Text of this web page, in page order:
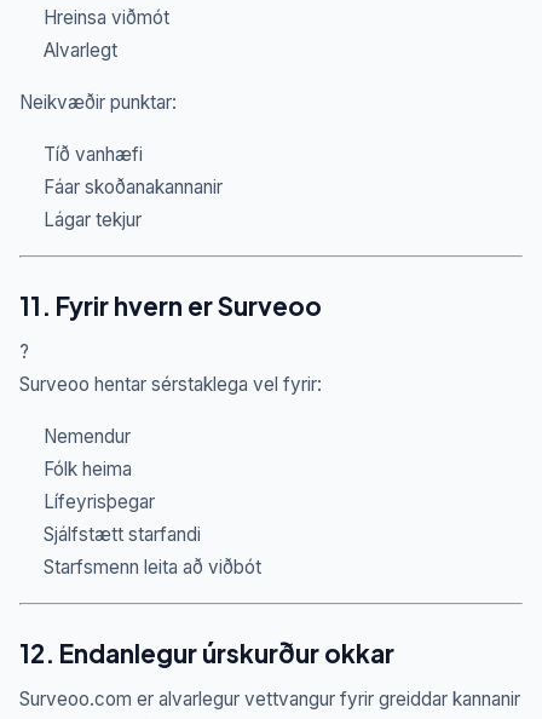
Hreinsa viðmót
Alvarlegt
Neikvæðir punktar:
Tíð vanhæfi
Fáar skoðanakannanir
Lágar tekjur
11. Fyrir hvern er Surveoo
?
Surveoo hentar sérstaklega vel fyrir:
Nemendur
Fólk heima
Lífeyrisþegar
Sjálfstætt starfandi
Starfsmenn leita að viðbót
12. Endanlegur úrskurður okkar
Surveoo.com er alvarlegur vettvangur fyrir greiddar kannanir